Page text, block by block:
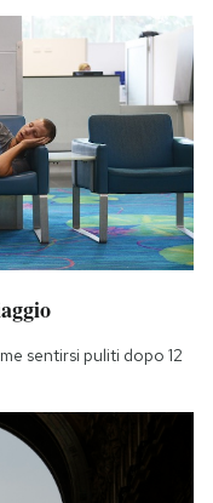
sentirsi puliti dopo 12